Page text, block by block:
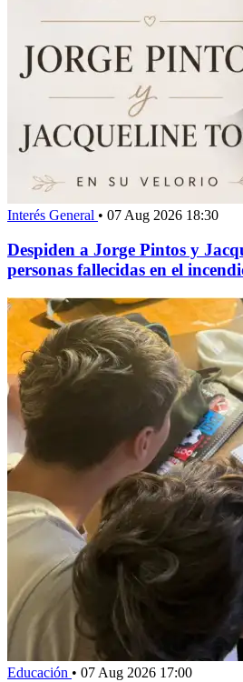
Interés General • 07 Aug 2026 18:30
Despiden a Jorge Pintos y
personas fallecidas en el
Educación • 07 Aug 2026 17:00